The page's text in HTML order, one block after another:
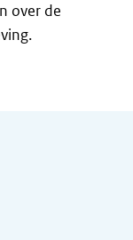
over de